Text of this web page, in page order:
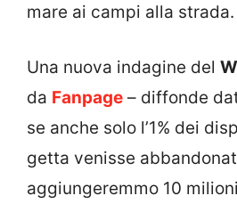
mare ai campi alla strada.
Una nuova indagine del
da Fanpage – diffonde
se anche solo l’1% dei
getta venisse
aggiungeremmo 10